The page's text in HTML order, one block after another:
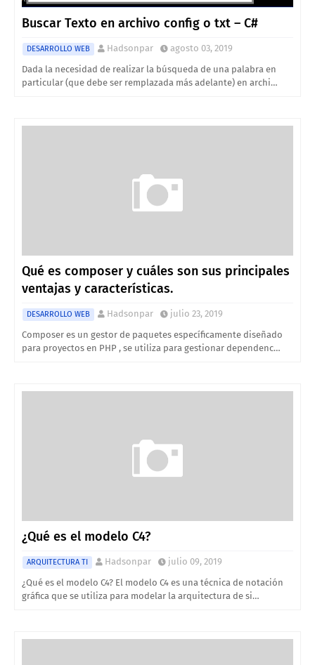
Buscar Texto en archivo config o txt – C#
DESARROLLO WEB Hadsonpar
agosto 03, 2019
Dada la necesidad de realizar la búsqueda de una palabra en
particular (que debe ser remplazada más adelante) en archi…
Qué es composer y cuáles son sus principales
ventajas y características.
DESARROLLO WEB Hadsonpar
julio 23, 2019
Composer es un gestor de paquetes específicamente diseñado
para proyectos en PHP , se utiliza para gestionar dependenc…
¿Qué es el modelo C4?
ARQUITECTURA TI Hadsonpar
julio 09, 2019
¿Qué es el modelo C4? El modelo C4 es una técnica de notación
gráfica que se utiliza para modelar la arquitectura de si…